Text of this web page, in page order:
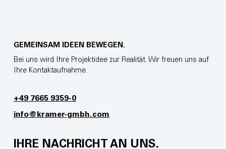
IHRE NACHRICHT AN UNS.
GEMEINSAM IDEEN BEWEGEN.
Bei uns wird Ihre Projektidee zur Realität. Wir freuen uns auf
Ihre Kontaktaufnahme.
+49 7665 9359-0
info@kramer-gmbh.com